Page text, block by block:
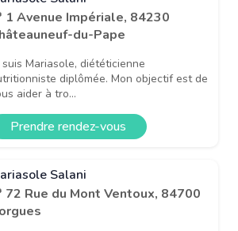
1 Avenue Impériale, 84230
du-Pape
suis Mariasole, diététicienne
diplômée. Mon objectif est de
aider à tro...
Prendre rendez-vous
Salani
72 Rue du Mont Ventoux, 84700